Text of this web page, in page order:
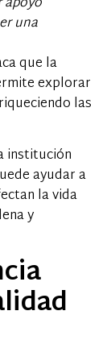
una
que la
explorar
las
institución
ayudar a
la vida
y